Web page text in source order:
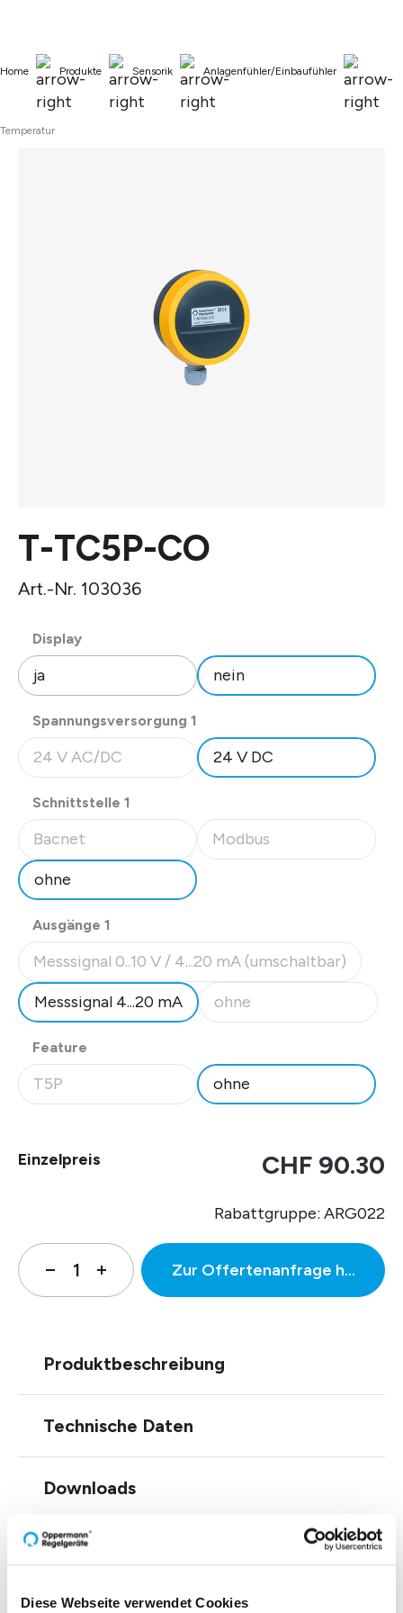
Diese Webseite verwendet Cookies
Home Produkte Sensorik Anlagenfühler/Einbaufühler
Temperatur
T-TC5P-CO
Art.-Nr. 103036
Displayauswählen
ja
nein
Spannungsversorgung 1
24 V AC/DC
(Diese Option ist zurzeit nicht verfügbar.)
24 V DC
Schnittstelle 1
Bacnet
(Diese Option ist zurzeit nicht verfügbar.)
Modbus
(Diese Option ist zurzeit
ohne
Ausgänge 1
Messsignal 0..10 V / 4...20 mA (umschaltbar)
(Diese Option ist zurzeit nicht verfügbar.)
Messsignal 4...20 mA ohne
(Diese Option ist zurzeit
Feature
T5P
(Diese Option ist zurzeit nicht verfügbar.)
ohne
Einzelpreis CHF 90.30
Rabattgruppe: ARG022
Zur Offertenanfrage
Produktbeschreibung
Technische Daten
Downloads